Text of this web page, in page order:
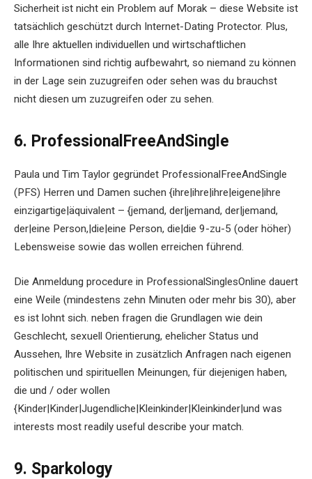
Sicherheit ist nicht ein Problem auf Morak – diese Website ist
tatsächlich geschützt durch Internet-Dating Protector. Plus,
alle Ihre aktuellen individuellen und wirtschaftlichen
Informationen sind richtig aufbewahrt, so niemand zu können
in der Lage sein zuzugreifen oder sehen was du brauchst
nicht diesen um zuzugreifen oder zu sehen.
6. ProfessionalFreeAndSingle
Paula und Tim Taylor gegründet ProfessionalFreeAndSingle
(PFS) Herren und Damen suchen {ihre|ihre|ihre|eigene|ihre
einzigartige|äquivalent – {jemand, der|jemand, der|jemand,
der|eine Person,|die|eine Person, die|die 9-zu-5 (oder höher)
Lebensweise sowie das wollen erreichen führend.
Die Anmeldung procedure in ProfessionalSinglesOnline dauert
eine Weile (mindestens zehn Minuten oder mehr bis 30), aber
es ist lohnt sich. neben fragen die Grundlagen wie dein
Geschlecht, sexuell Orientierung, ehelicher Status und
Aussehen, Ihre Website in zusätzlich Anfragen nach eigenen
politischen und spirituellen Meinungen, für diejenigen haben,
die und / oder wollen
{Kinder|Kinder|Jugendliche|Kleinkinder|Kleinkinder|und was
interests most readily useful describe your match.
9. Sparkology